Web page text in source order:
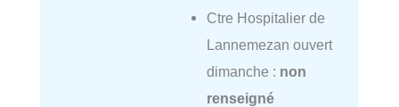
Ctre Hospitalier de
Lannemezan ouvert
dimanche : non
renseigné